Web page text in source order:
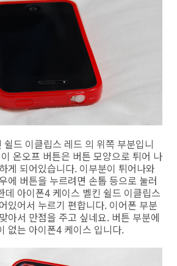
드 이클립스 레드 의 위쪽 부분입니
온오프 버튼은 버튼 모양으로 튀어 나
게 되어있습니다. 이부분이 튀어나와
에 버튼을 누르려면 손톱 등으로 눌러
데 아이폰4 케이스 벨킨 쉴드 이클립스
있어서 누르기 편합니다. 이어폰 부분
아서 만점을 주고 싶네요. 버튼 부분에
없는 아이폰4 케이스 입니다.